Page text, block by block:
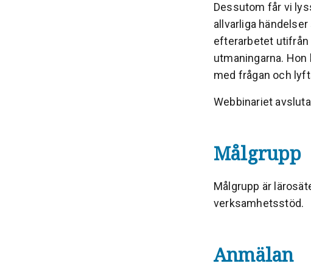
Dessutom får vi
allvarliga händelser
efterarbetet utifrån
utmaningarna.
med frågan och
Webbinariet
Målgrupp
Målgrupp är
verksamhetsstöd.
Anmälan